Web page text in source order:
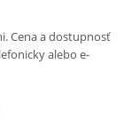
Cena a dostupnosť
alebo e-